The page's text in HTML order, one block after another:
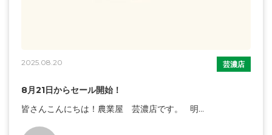
2025.08.20 芸濃店
8月21日からセール開始！
皆さんこんにちは！農業屋 芸濃店です。 明...